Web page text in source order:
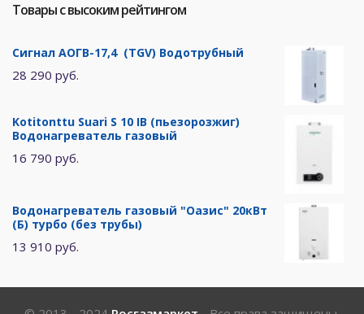
Товары с высоким рейтингом
Сигнал АОГВ-17,4 (TGV) Водотрубный
28 290 руб.
Kotitonttu Suari S 10 IB (пьезорозжиг)
Водонагреватель газовый
16 790 руб.
Водонагреватель газовый "Оазис" 20кВт
(Б) турбо (без трубы)
13 910 руб.